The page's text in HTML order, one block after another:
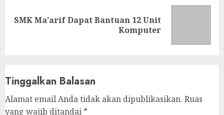
Next
SMK Ma’arif Dapat Bantuan 12 Unit
Komputer
Tinggalkan Balasan
Alamat email Anda tidak akan dipublikasikan. Ruas
yang wajib ditandai *